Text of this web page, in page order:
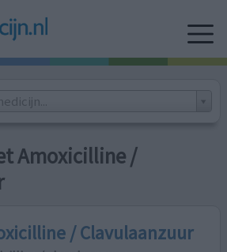
Amoxicilline /
/ Clavulaanzuur